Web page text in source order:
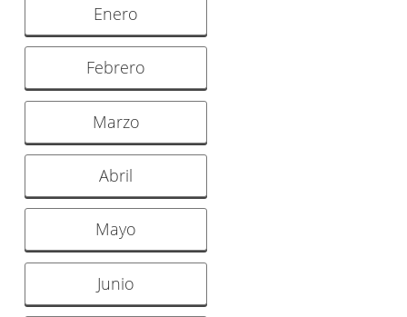
Enero
Febrero
Marzo
Abril
Mayo
Junio